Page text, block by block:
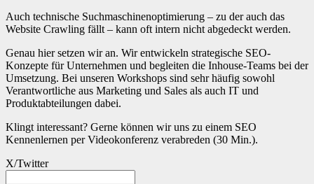
Auch technische Suchmaschinenoptimierung – zu der auch das
Website Crawling fällt – kann oft intern nicht abgedeckt werden.
Genau hier setzen wir an. Wir entwickeln strategische SEO-
Konzepte für Unternehmen und begleiten die Inhouse-Teams bei der
Umsetzung. Bei unseren Workshops sind sehr häufig sowohl
Verantwortliche aus Marketing und Sales als auch IT und
Produktabteilungen dabei.
Klingt interessant? Gerne können wir uns zu einem SEO
Kennenlernen per Videokonferenz verabreden (30 Min.).
X/Twitter